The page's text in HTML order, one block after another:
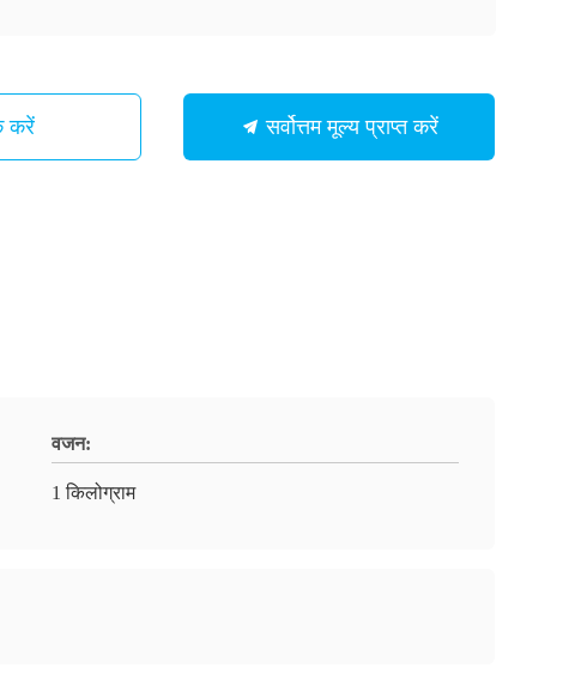
करें सर्वोत्तम मूल्य प्राप्त करें
वजन:
1 किलोग्राम